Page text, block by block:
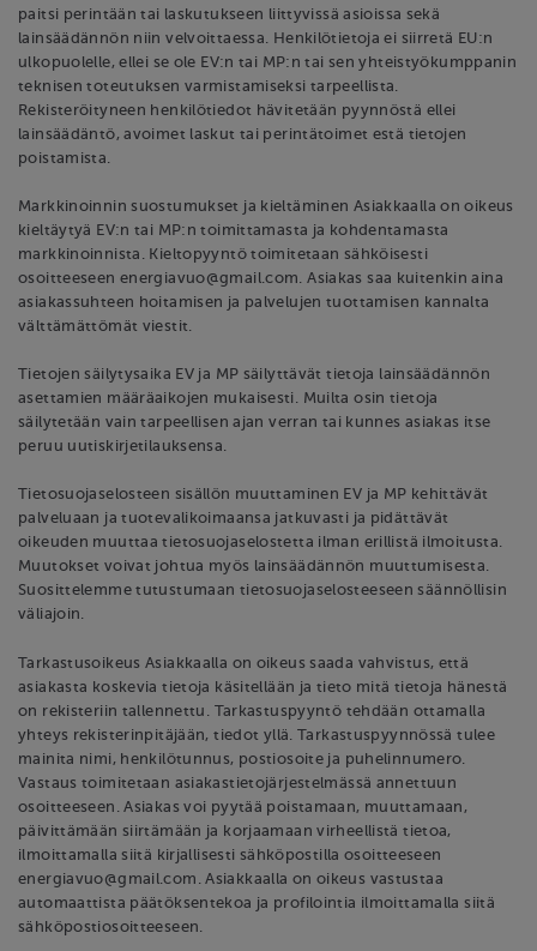
paitsi perintään tai laskutukseen liittyvissä asioissa sekä
lainsäädännön niin velvoittaessa. Henkilötietoja ei siirretä EU:n
ulkopuolelle, ellei se ole EV:n tai MP:n tai sen yhteistyökumppanin
teknisen toteutuksen varmistamiseksi tarpeellista.
Rekisteröityneen henkilötiedot hävitetään pyynnöstä ellei
lainsäädäntö, avoimet laskut tai perintätoimet estä tietojen
poistamista.
Markkinoinnin suostumukset ja kieltäminen Asiakkaalla on oikeus
kieltäytyä EV:n tai MP:n toimittamasta ja kohdentamasta
markkinoinnista. Kieltopyyntö toimitetaan sähköisesti
osoitteeseen energiavuo@gmail.com. Asiakas saa kuitenkin aina
asiakassuhteen hoitamisen ja palvelujen tuottamisen kannalta
välttämättömät viestit.
Tietojen säilytysaika EV ja MP säilyttävät tietoja lainsäädännön
asettamien määräaikojen mukaisesti. Muilta osin tietoja
säilytetään vain tarpeellisen ajan verran tai kunnes asiakas itse
peruu uutiskirjetilauksensa.
Tietosuojaselosteen sisällön muuttaminen EV ja MP kehittävät
palveluaan ja tuotevalikoimaansa jatkuvasti ja pidättävät
oikeuden muuttaa tietosuojaselostetta ilman erillistä ilmoitusta.
Muutokset voivat johtua myös lainsäädännön muuttumisesta.
Suosittelemme tutustumaan tietosuojaselosteeseen säännöllisin
väliajoin.
Tarkastusoikeus Asiakkaalla on oikeus saada vahvistus, että
asiakasta koskevia tietoja käsitellään ja tieto mitä tietoja hänestä
on rekisteriin tallennettu. Tarkastuspyyntö tehdään ottamalla
yhteys rekisterinpitäjään, tiedot yllä. Tarkastuspyynnössä tulee
mainita nimi, henkilötunnus, postiosoite ja puhelinnumero.
Vastaus toimitetaan asiakastietojärjestelmässä annettuun
osoitteeseen. Asiakas voi pyytää poistamaan, muuttamaan,
päivittämään siirtämään ja korjaamaan virheellistä tietoa,
ilmoittamalla siitä kirjallisesti sähköpostilla osoitteeseen
energiavuo@gmail.com. Asiakkaalla on oikeus vastustaa
automaattista päätöksentekoa ja profilointia ilmoittamalla siitä
sähköpostiosoitteeseen.